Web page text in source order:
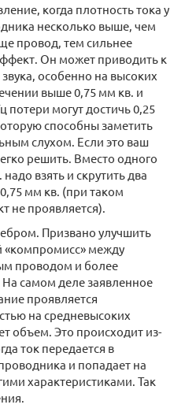
когда плотность тока у
несколько выше, чем
провод, тем сильнее
Он может приводить к
особенно на высоких
выше 0,75 мм кв. и
потери могут достичь 0,25
способны заметить
слухом. Если это ваш
решить. Вместо одного
взять и скрутить два
мм кв. (при таком
не проявляется).
Призвано улучшить
«компромисс» между
проводом и более
самом деле заявленное
проявляется
на средневысоких
объем. Это происходит из-
ток передается в
и попадает на
характеристиками. Так